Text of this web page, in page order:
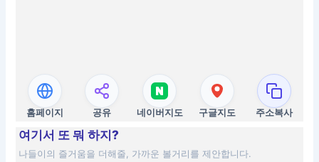
홈페이지 공유 네이버지도 구글지도 주소복사
여기서 또 뭐 하지?
나들이의 즐거움을 더해줄, 가까운 볼거리를 제안합니다.